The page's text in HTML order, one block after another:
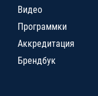
Видео
Программки
Аккредитация
Брендбук